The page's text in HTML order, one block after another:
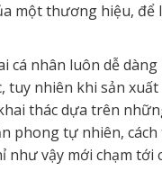
một thương hiệu, để
cá nhân luôn dễ
tuy nhiên khi sản
thác dựa trên
phong tự nhiên,
như vậy mới chạm tới